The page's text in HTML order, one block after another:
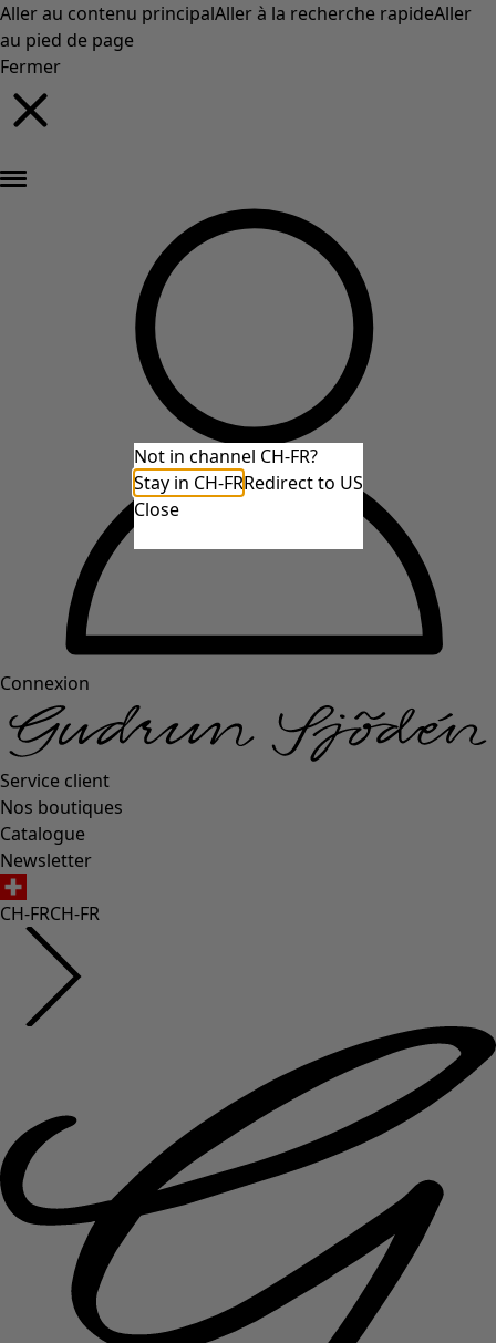
Aller au contenu principalAller à la recherche rapideAller
au pied de page
Fermer
Connexion
Service client
Nos boutiques
Catalogue
Newsletter
CH-FRCH-FR
Not in channel CH-FR?
Stay in CH-FRRedirect to US
Close